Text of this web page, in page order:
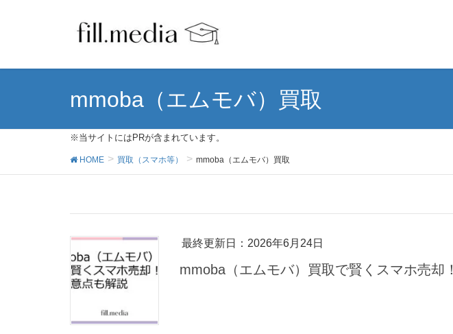
mmoba（エムモバ）買取
※当サイトにはPRが含まれています。
HOME 買取（スマホ等） mmoba（エムモバ）買取
最終更新日：2026年6月24日
mmoba（エムモバ）買取で賢くスマホ売却！